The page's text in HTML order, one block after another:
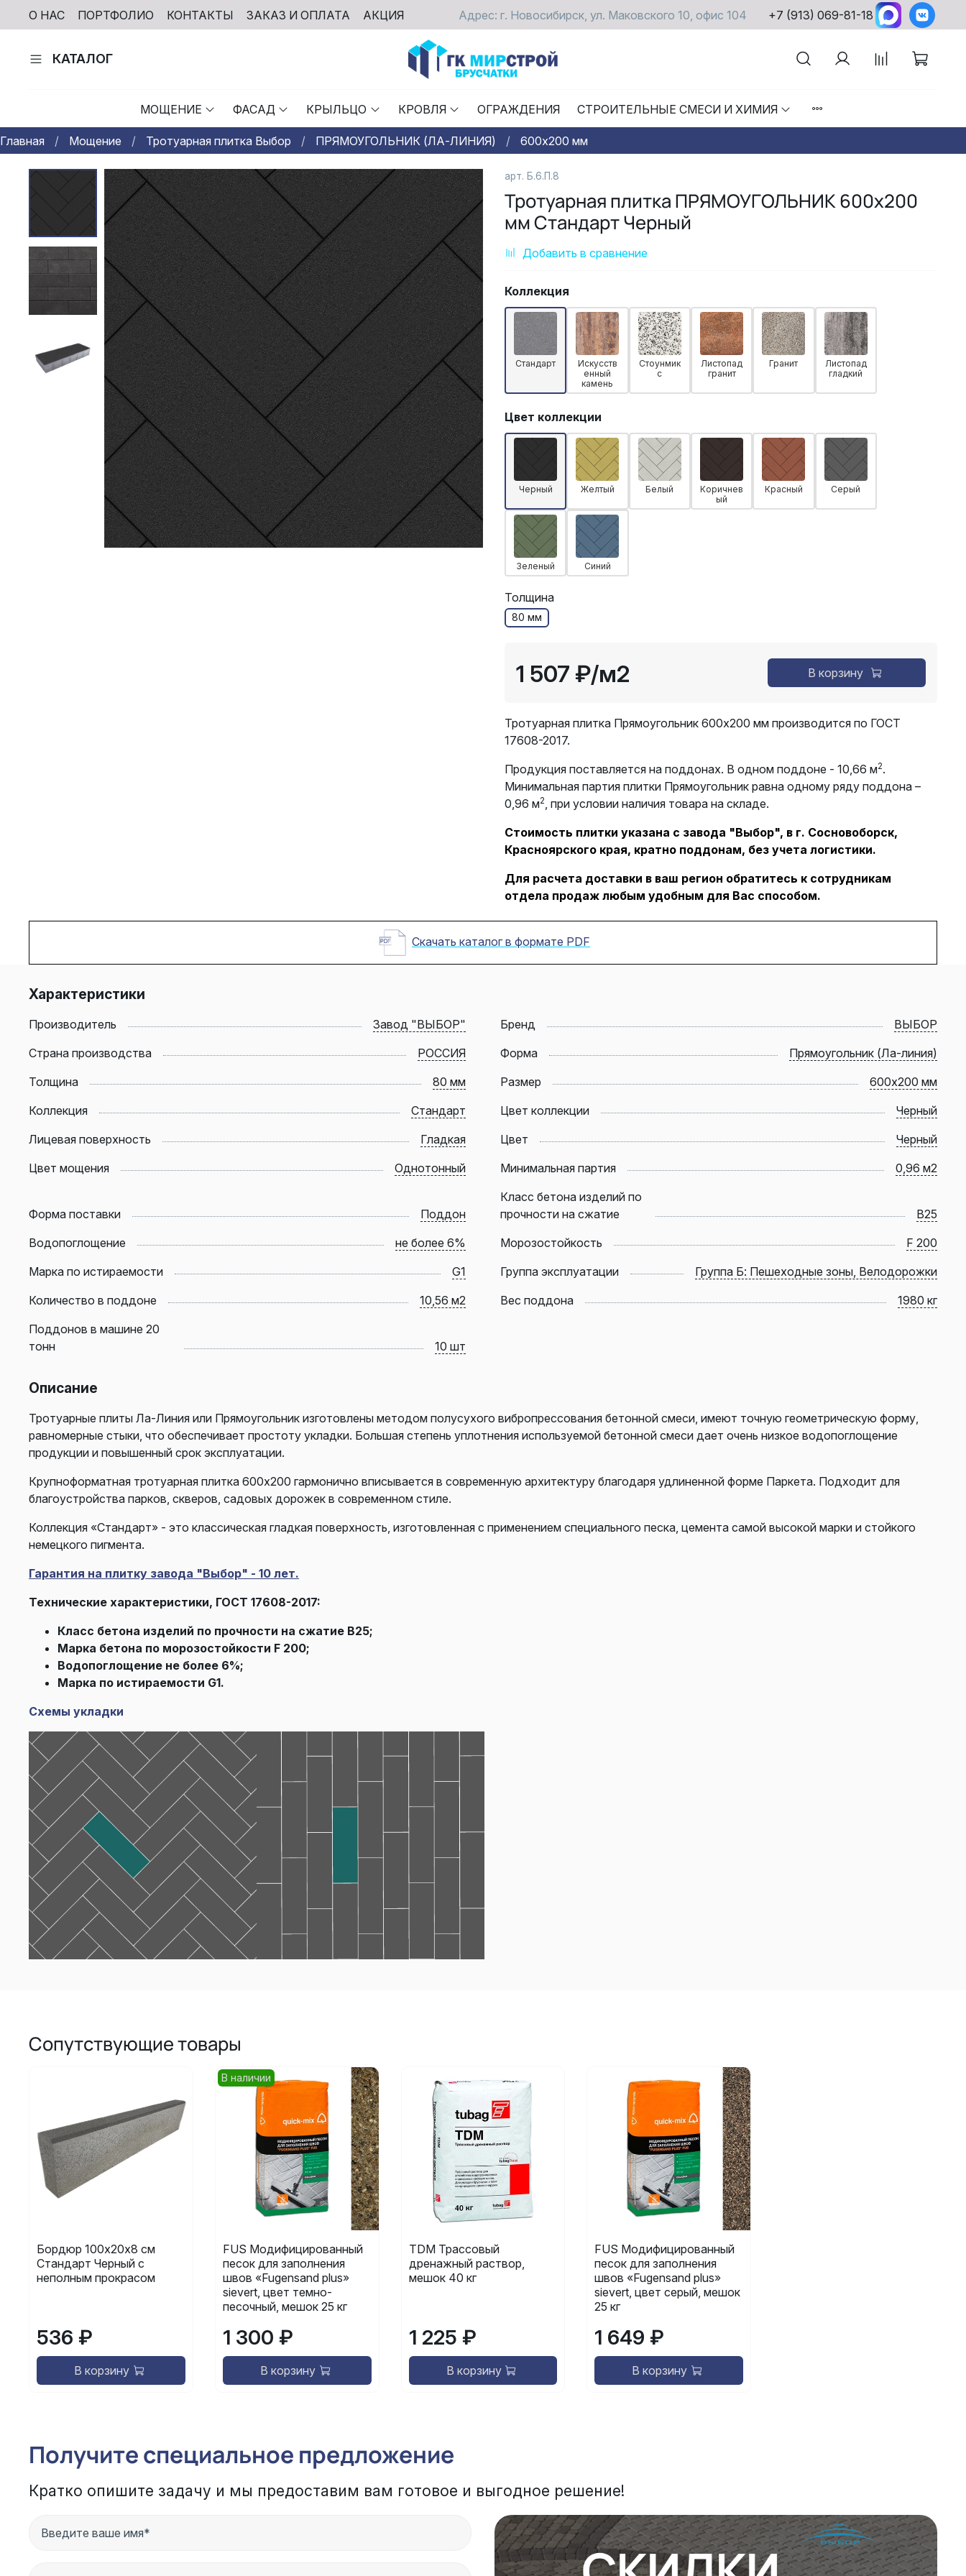
О НАС ПОРТФОЛИО КОНТАКТЫ ЗАКАЗ И ОПЛАТА АКЦИЯ Адрес: г. Новосибирск, ул. Маковского 10, офис 104 +7 (913) 069-81-18
КАТАЛОГ
МОЩЕНИЕ ФАСАД КРЫЛЬЦО КРОВЛЯ ОГРАЖДЕНИЯ СТРОИТЕЛЬНЫЕ СМЕСИ И ХИМИЯ
Главная Мощение Тротуарная плитка Выбор ПРЯМОУГОЛЬНИК (ЛА-ЛИНИЯ) 600х200 мм
арт. Б.6.П.8
Тротуарная плитка ПРЯМОУГОЛЬНИК 600х200
мм Стандарт Черный
Добавить в сравнение
Коллекция
Стандарт
Искусств
енный
камень
Стоунмик
с
Листопад
гранит
Гранит
Листопад
гладкий
Цвет коллекции
Черный Желтый Белый
Коричнев
ый
Красный Серый
Зеленый Синий
Толщина
80 мм
1 507 ₽/м2 В корзину
Тротуарная плитка Прямоугольник 600х200 мм производится по ГОСТ
17608-2017.
Продукция поставляется на поддонах. В одном поддоне - 10,66 м2.
Минимальная партия плитки Прямоугольник равна одному ряду поддона –
0,96 м2, при условии наличия товара на складе.
Стоимость плитки указана с завода "Выбор", в г. Сосновоборск,
Красноярского края, кратно поддонам, без учета логистики.
Для расчета доставки в ваш регион обратитесь к сотрудникам
отдела продаж любым удобным для Вас способом.
Скачать каталог в формате PDF
Характеристики
Производитель Завод "ВЫБОР" Бренд
ВЫБОР
Страна производства
РОССИЯ Форма
Прямоугольник (Ла-линия)
Толщина
80 мм Размер
600х200 мм
Коллекция
Стандарт Цвет коллекции
Черный
Лицевая поверхность
Гладкая Цвет
Черный
Цвет мощения
Однотонный Минимальная партия 0,96 м2
Форма поставки Поддон
Класс бетона изделий по
прочности на сжатие
B25
Водопоглощение
не более 6% Морозостойкость
F 200
Марка по истираемости
G1 Группа эксплуатации
Группа Б: Пешеходные зоны, Велодорожки
Количество в поддоне
10,56 м2 Вес поддона
1980 кг
Поддонов в машине 20
тонн
10 шт
Описание
Тротуарные плиты Ла-Линия или Прямоугольник изготовлены методом полусухого вибропрессования бетонной смеси, имеют точную геометрическую форму,
равномерные стыки, что обеспечивает простоту укладки. Большая степень уплотнения используемой бетонной смеси дает очень низкое водопоглощение
продукции и повышенный срок эксплуатации.
Крупноформатная тротуарная плитка 600х200 гармонично вписывается в современную архитектуру благодаря удлиненной форме Паркета. Подходит для
благоустройства парков, скверов, садовых дорожек в современном стиле.
Коллекция «Стандарт» - это классическая гладкая поверхность, изготовленная с применением специального песка, цемента самой высокой марки и стойкого
немецкого пигмента.
Гарантия на плитку завода "Выбор" - 10 лет.
Технические характеристики, ГОСТ 17608-2017:
Класс бетона изделий по прочности на сжатие В25;
Марка бетона по морозостойкости F 200;
Водопоглощение не более 6%;
Марка по истираемости G1.
Схемы укладки
Сопутствующие товары
Бордюр 100х20х8 см
Стандарт Черный с
неполным прокрасом
536 ₽
В корзину
В наличии
FUS Модифицированный
песок для заполнения
швов «Fugensand plus»
sievert, цвет темно-
песочный, мешок 25 кг
1 300 ₽
В корзину
TDM Трассовый
дренажный раствор,
мешок 40 кг
1 225 ₽
В корзину
FUS Модифицированный
песок для заполнения
швов «Fugensand plus»
sievert, цвет серый, мешок
25 кг
1 649 ₽
В корзину
Получите специальное предложение
Кратко опишите задачу и мы предоставим вам готовое и выгодное решение!